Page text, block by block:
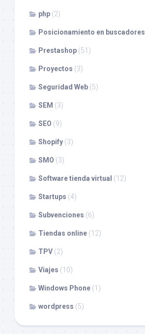
php (2)
Posicionamiento en buscadores
Prestashop (51)
Proyectos (3)
Seguridad Web (5)
SEM (3)
SEO (9)
Shopify (3)
SMO (3)
Software tienda virtual (12)
Startups (4)
Subvenciones (6)
Tiendas online (12)
TPV (2)
Viajes (10)
Windows Phone (1)
wordpress (5)